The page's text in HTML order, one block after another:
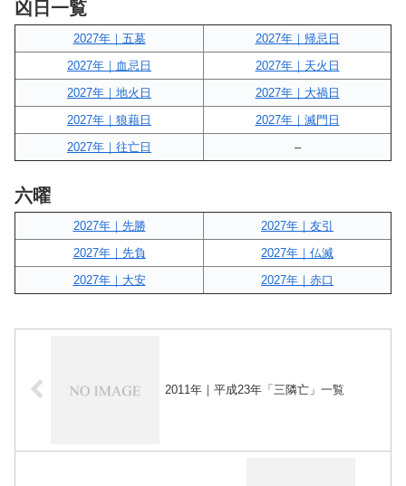
凶日一覧
2027年｜五墓
2027年｜帰忌日
2027年｜血忌日
2027年｜天火日
2027年｜地火日
2027年｜大禍日
2027年｜狼藉日
2027年｜滅門日
2027年｜往亡日
–
六曜
2027年｜先勝
2027年｜友引
2027年｜先負
2027年｜仏滅
2027年｜大安
2027年｜赤口
2011年｜平成23年「三隣亡」一覧